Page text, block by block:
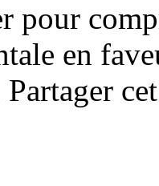
en
Partager